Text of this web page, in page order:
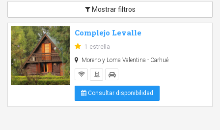
Mostrar filtros
Complejo Levalle
1 estrella
Moreno y Loma Valentina - Carhué
Consultar disponibilidad